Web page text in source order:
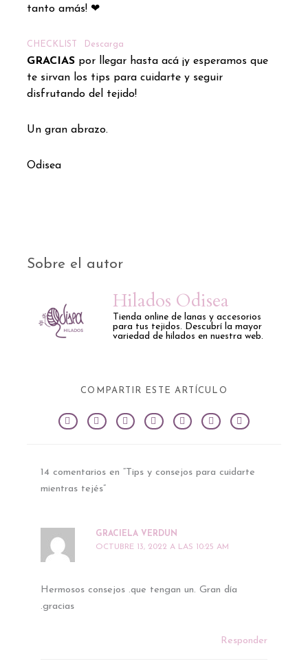
tanto amás! ❤
CHECKLIST Descarga
GRACIAS por llegar hasta acá ¡y esperamos que
te sirvan los tips para cuidarte y seguir
disfrutando del tejido!
Un gran abrazo.
Odisea
Sobre el autor
Hilados Odisea
Tienda online de lanas y accesorios
para tus tejidos. Descubrí la mayor
variedad de hilados en nuestra web.
COMPARTIR ESTE ARTÍCULO
14 comentarios en “Tips y consejos para cuidarte
mientras tejés”
GRACIELA VERDUN
OCTUBRE 13, 2022 A LAS 10:25 AM
Hermosos consejos .que tengan un. Gran día
.gracias
Responder